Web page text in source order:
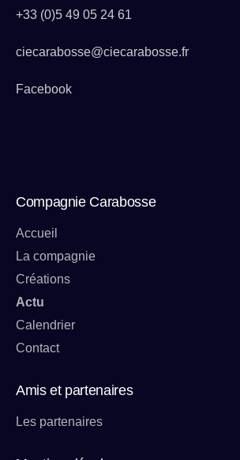
+33 (0)5 49 05 24 61
ciecarabosse@ciecarabosse.fr
Facebook
Compagnie Carabosse
Accueil
La compagnie
Créations
Actu
Calendrier
Contact
Amis et partenaires
Les partenaires